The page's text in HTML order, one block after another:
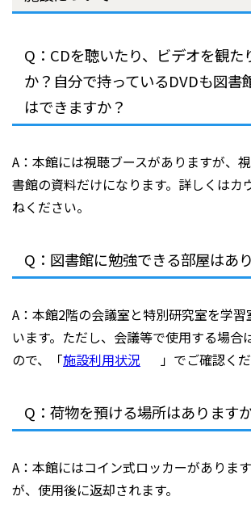
Q：CDを聴いたり、ビデオを観た
か？自分で持っているDVDも図書
はできますか？
A：本館には視聴ブースがありますが、
書館の資料だけになります。詳しくはカ
ねください。
Q：図書館に勉強できる部屋はあ
A：本館2階の会議室と特別研究室を学
います。ただし、会議等で使用する場合
ので、「施設利用状況 」でご確認くだ
Q：荷物を預ける場所はあります
A：本館にはコイン式ロッカーがありま
が、使用後に返却されます。